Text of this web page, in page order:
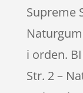
Supreme
i orden.
Str. 2 –